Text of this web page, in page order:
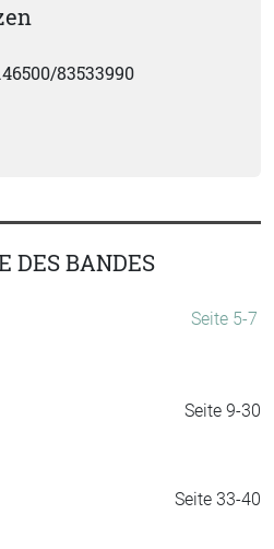
83533990
DES BANDES
Seite 5-7
Seite 9-30
Seite 33-40